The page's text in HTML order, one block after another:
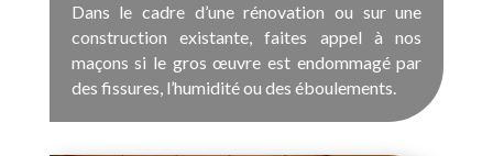
Dans le cadre d’une rénovation ou sur une
construction existante, faites appel à nos
maçons si le gros œuvre est endommagé par
des fissures, l’humidité ou des éboulements.